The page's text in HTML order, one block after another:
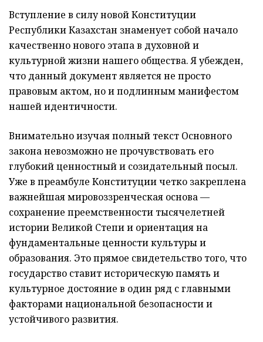
Вступление в силу новой Конституции
Республики Казахстан знаменует собой начало
качественно нового этапа в духовной и
культурной жизни нашего общества. Я убежден,
что данный документ является не просто
правовым актом, но и подлинным манифестом
нашей идентичности.
Внимательно изучая полный текст Основного
закона невозможно не прочувствовать его
глубокий ценностный и созидательный посыл.
Уже в преамбуле Конституции четко закреплена
важнейшая мировоззренческая основа —
сохранение преемственности тысячелетней
истории Великой Степи и ориентация на
фундаментальные ценности культуры и
образования. Это прямое свидетельство того, что
государство ставит историческую память и
культурное достояние в один ряд с главными
факторами национальной безопасности и
устойчивого развития.